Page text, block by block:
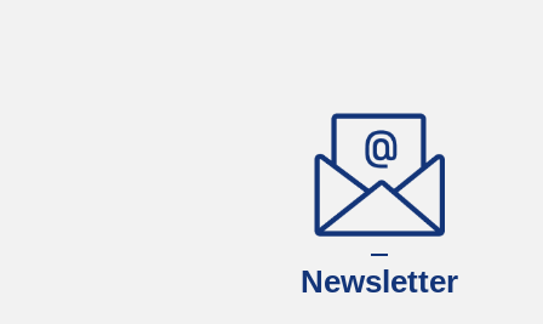
Newsletter